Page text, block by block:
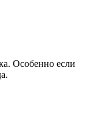
Особенно если